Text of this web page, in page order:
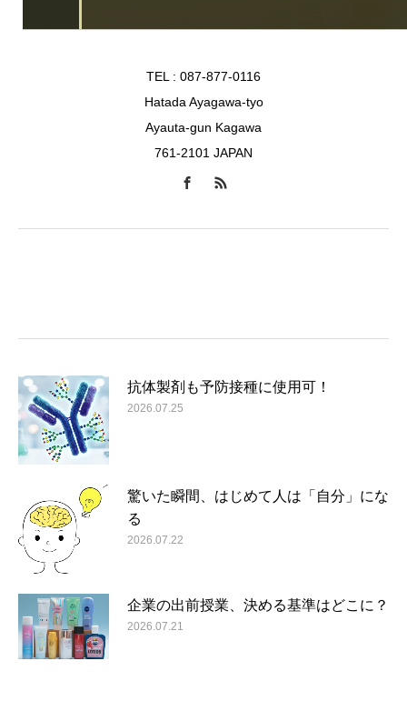
TEL : 087-877-0116
Hatada Ayagawa-tyo
Ayauta-gun Kagawa
761-2101 JAPAN
抗体製剤も予防接種に使用可！
2026.07.25
驚いた瞬間、はじめて人は「自分」にな
る
2026.07.22
企業の出前授業、決める基準はどこに？
2026.07.21